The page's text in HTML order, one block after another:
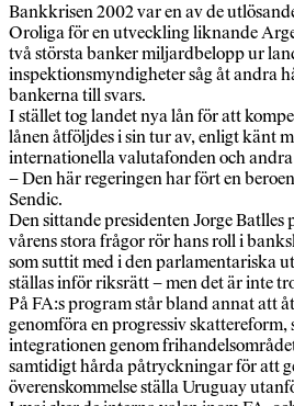
Bankkrisen 2002 var en av de
Oroliga för en utveckling liknande
två största banker miljardbelopp ur
inspektionsmyndigheter såg åt andra
bankerna till svars.
I stället tog landet nya lån för att
lånen åtföljdes i sin tur av, enligt känt
internationella valutafonden och
– Den här regeringen har fört en
Sendic.
Den sittande presidenten Jorge Batlles
vårens stora frågor rör hans roll i
som suttit med i den parlamentariska
ställas inför riksrätt – men det är inte
På FA:s program står bland annat att
genomföra en progressiv
integrationen genom
samtidigt hårda påtryckningar för att
överenskommelse ställa Uruguay